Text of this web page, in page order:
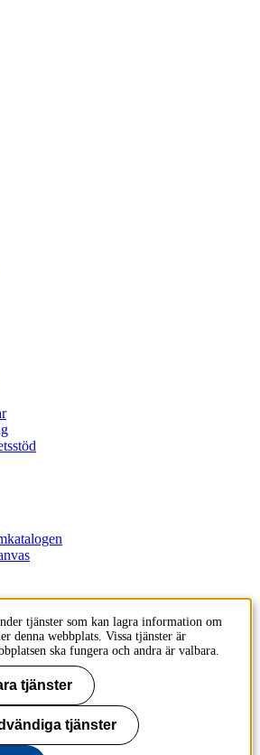
tjänster som kan lagra information om
denna webbplats. Vissa tjänster är
ska fungera och andra är valbara.
tjänster
tjänster